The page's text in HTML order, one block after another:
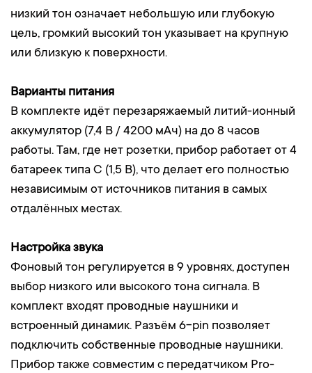
низкий тон означает небольшую или глубокую
цель, громкий высокий тон указывает на крупную
или близкую к поверхности.
Варианты питания
В комплекте идёт перезаряжаемый литий-ионный
аккумулятор (7,4 В / 4200 мАч) на до 8 часов
работы. Там, где нет розетки, прибор работает от 4
батареек типа C (1,5 В), что делает его полностью
независимым от источников питания в самых
отдалённых местах.
Настройка звука
Фоновый тон регулируется в 9 уровнях, доступен
выбор низкого или высокого тона сигнала. В
комплект входят проводные наушники и
встроенный динамик. Разъём 6-pin позволяет
подключить собственные проводные наушники.
Прибор также совместим с передатчиком Pro-